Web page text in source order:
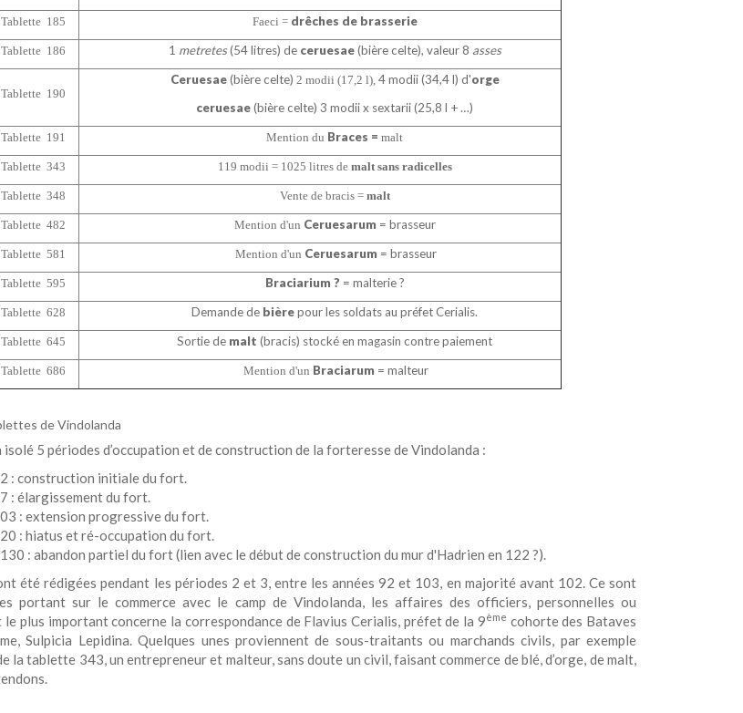
Tablette 185 Faeci = drêches de brasserie
Tablette 186 1 metretes(54 litres) de ceruesae (bière celte), valeur 8 asses
Tablette 190
Ceruesae (bière celte) 2 modii (17,2 l), 4modii (34,4 l) d'orge
ceruesae(bière celte) 3 modiix sextarii(25,8 l + …)
Tablette 191 Mention du Braces = malt
Tablette 343 119 modii = 1025 litres de malt sans radicelles
Tablette 348 Vente de bracis = malt
Tablette 482 Mention d'un Ceruesarum = brasseur
Tablette 581 Mention d'un Ceruesarum = brasseur
Tablette 595 Braciarium ? = malterie ?
Tablette 628 Demande de bièrepour les soldats au préfet Cerialis.
Tablette 645 Sortie de malt (bracis) stocké en magasin contre paiement
Tablette 686 Mention d'un Braciarum = malteur
de Vindolanda
isolé 5 périodes d’occupation et de construction de la forteresse de Vindolanda :
: construction initiale du fort.
: élargissement du fort.
: extension progressive du fort.
: hiatus et ré-occupation du fort.
: abandon partiel du fort (lien avec le début de construction du mur d'Hadrien en 122 ?).
été rédigées pendant les périodes 2 et 3, entre les années 92 et 103, en majorité avant 102. Ce sont
portant sur le commerce avec le camp de Vindolanda, les affaires des officiers, personnelles ou
le plus important concerne la correspondance de Flavius Cerialis, préfet de la 9ème cohorte des Bataves
Sulpicia Lepidina. Quelques unes proviennent de sous-traitants ou marchands civils, par exemple
la tablette 343, un entrepreneur et malteur, sans doute un civil, faisant commerce de blé, d’orge, de malt,